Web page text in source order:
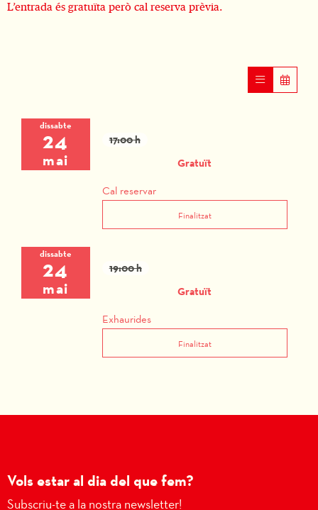
L’entrada és gratuïta però cal reserva prèvia.
dissabte
24
mai
17:00 h
Gratuït
Cal reservar
Finalitzat
dissabte
24
mai
19:00 h
Gratuït
Exhaurides
Finalitzat
Vols estar al dia del que fem?
Subscriu-te a la nostra newsletter!